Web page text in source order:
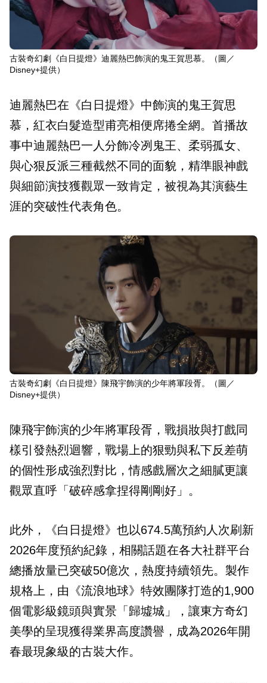
古裝奇幻劇《白日提燈》迪麗熱巴飾演的鬼王賀思慕。（圖／
Disney+提供）
迪麗熱巴在《白日提燈》中飾演的鬼王賀思
慕，紅衣白髮造型甫亮相便席捲全網。首播故
事中迪麗熱巴一人分飾冷冽鬼王、柔弱孤女、
與心狠反派三種截然不同的面貌，精準眼神戲
與細節演技獲觀眾一致肯定，被視為其演藝生
涯的突破性代表角色。
古裝奇幻劇《白日提燈》陳飛宇飾演的少年將軍段胥。（圖／
Disney+提供）
陳飛宇飾演的少年將軍段胥，戰損妝與打戲同
樣引發熱烈迴響，戰場上的狠勁與私下反差萌
的個性形成強烈對比，情感戲層次之細膩更讓
觀眾直呼「破碎感拿捏得剛剛好」。
此外，《白日提燈》也以674.5萬預約人次刷新
2026年度預約紀錄，相關話題在各大社群平台
總播放量已突破50億次，熱度持續領先。製作
規格上，由《流浪地球》特效團隊打造的1,900
個電影級鏡頭與實景「歸墟城」，讓東方奇幻
美學的呈現獲得業界高度讚譽，成為2026年開
春最現象級的古裝大作。